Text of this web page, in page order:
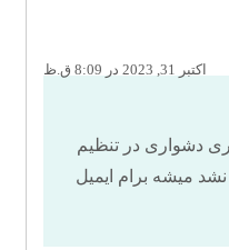
اکتبر 31, 2023 در 8:09 ق.ظ
دشواری در تنظیم
میشه برام ایمیل